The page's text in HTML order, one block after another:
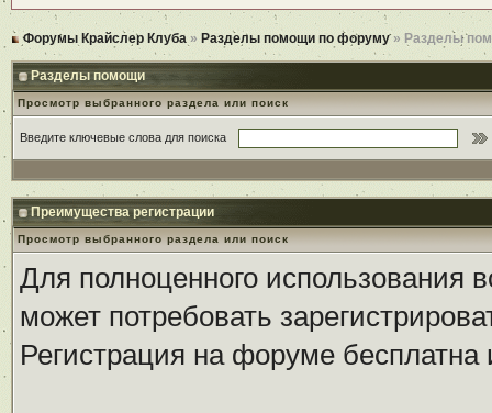
Форумы Крайслер Клуба » Разделы помощи по форуму» Разделы
Разделы помощи
Просмотр выбранного раздела или поиск
Введите ключевые слова для поиска
Преимущества регистрации
Просмотр выбранного раздела или поиск
Для полноценного использования
может потребовать
Регистрация на форуме